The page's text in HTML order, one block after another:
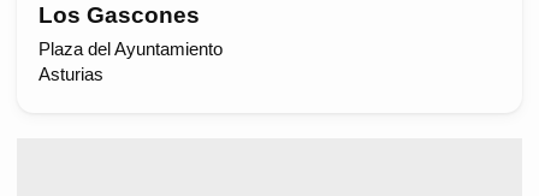
Los Gascones
Plaza del Ayuntamiento
Asturias